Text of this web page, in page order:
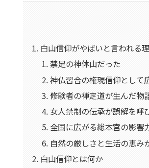
白山信仰がやばいと言われる
禁足の神体山だった
神仏習合の権現信仰として
修験者の禅定道が生んだ物
女人禁制の伝承が誤解を呼
全国に広がる総本宮の影響
自然の厳しさと生活の恵み
白山信仰とは何か